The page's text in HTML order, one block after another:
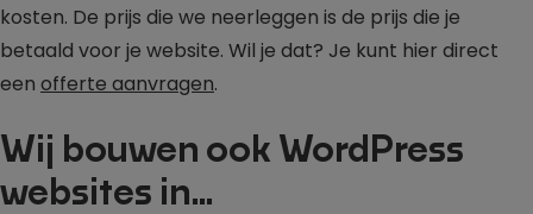
kosten. De prijs die we neerleggen is de prijs die je
betaald voor je website. Wil je dat? Je kunt hier direct
een offerte aanvragen.
Wij bouwen ook WordPress
websites in…